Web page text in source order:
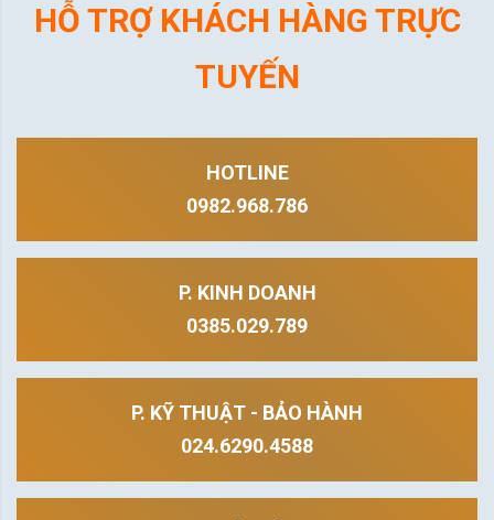
HỖ TRỢ KHÁCH HÀNG TRỰC
TUYẾN
HOTLINE
0982.968.786
P. KINH DOANH
0385.029.789
P. KỸ THUẬT - BẢO HÀNH
024.6290.4588